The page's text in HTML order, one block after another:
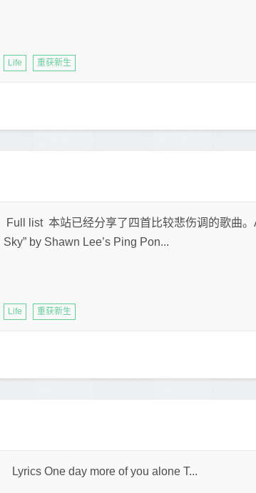
Life 重获新生
Full list 本站已经分享了四首比较悲伤调的歌曲
Sky” by Shawn Lee’s Ping Pon...
Life 重获新生
Lyrics One day more of you alone T...